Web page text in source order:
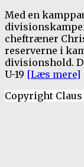
Med en
cheftræner
reserverne i
divisionshold.
U-19 [Læs mere]
Copyright